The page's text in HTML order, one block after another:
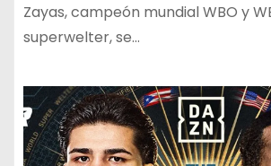
Zayas, campeón mundial WBO y
superwelter, se…